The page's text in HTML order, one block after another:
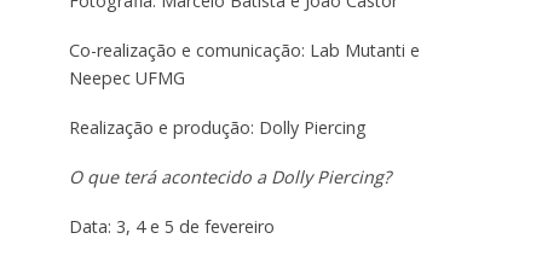
Co-realização e comunicação: Lab Mutanti e
Neepec UFMG
Realização e produção: Dolly Piercing
O que terá acontecido a Dolly Piercing?
Data: 3, 4 e 5 de fevereiro